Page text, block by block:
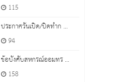
115
ประกาศวันเปิด/ปิดทำก ...
94
ข้อบังคับสหกรณ์ออมทร ...
158